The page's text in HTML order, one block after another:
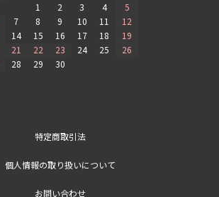
1
2 3 4
5
7 8 9 10 11
12
14 15 16 17 18
19
21 22 23 24 25
26
28 29 30
特定商取引法
個人情報の取り扱いについて
お問い合わせ